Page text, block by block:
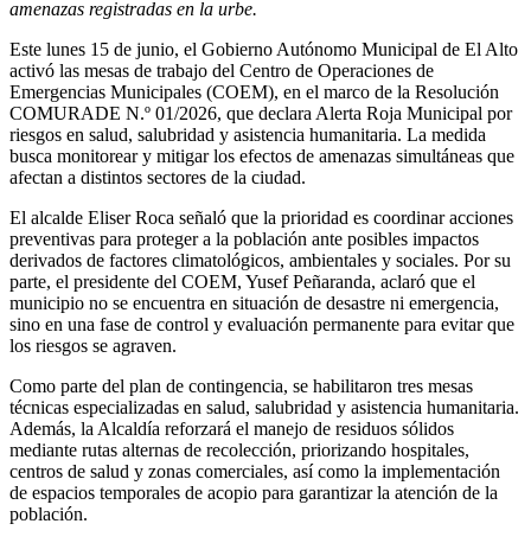
amenazas registradas en la urbe.
Este lunes 15 de junio, el Gobierno Autónomo Municipal de El Alto
activó las mesas de trabajo del Centro de Operaciones de
Emergencias Municipales (COEM), en el marco de la Resolución
COMURADE N.º 01/2026, que declara Alerta Roja Municipal por
riesgos en salud, salubridad y asistencia humanitaria. La medida
busca monitorear y mitigar los efectos de amenazas simultáneas que
afectan a distintos sectores de la ciudad.
El alcalde Eliser Roca señaló que la prioridad es coordinar acciones
preventivas para proteger a la población ante posibles impactos
derivados de factores climatológicos, ambientales y sociales. Por su
parte, el presidente del COEM, Yusef Peñaranda, aclaró que el
municipio no se encuentra en situación de desastre ni emergencia,
sino en una fase de control y evaluación permanente para evitar que
los riesgos se agraven.
Como parte del plan de contingencia, se habilitaron tres mesas
técnicas especializadas en salud, salubridad y asistencia humanitaria.
Además, la Alcaldía reforzará el manejo de residuos sólidos
mediante rutas alternas de recolección, priorizando hospitales,
centros de salud y zonas comerciales, así como la implementación
de espacios temporales de acopio para garantizar la atención de la
población.